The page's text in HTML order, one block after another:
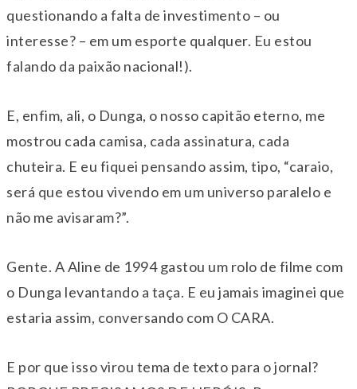
questionando a falta de investimento – ou
interesse? – em um esporte qualquer. Eu estou
falando da paixão nacional!).
E, enfim, ali, o Dunga, o nosso capitão eterno, me
mostrou cada camisa, cada assinatura, cada
chuteira. E eu fiquei pensando assim, tipo, “caraio,
será que estou vivendo em um universo paralelo e
não me avisaram?”.
Gente. A Aline de 1994 gastou um rolo de filme com
o Dunga levantando a taça. E eu jamais imaginei que
estaria assim, conversando com O CARA.
E por que isso virou tema de texto para o jornal?